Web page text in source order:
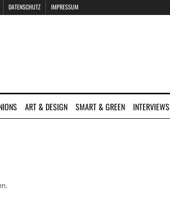
DATENSCHUTZ IMPRESSUM
ART & DESIGN SMART & GREEN INTERVIEWS